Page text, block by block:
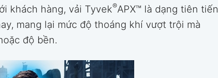
khách hàng, vải Tyvek®APX™ là dạng tiên tiến
mang lại mức độ thoáng khí vượt trội mà
độ bền.